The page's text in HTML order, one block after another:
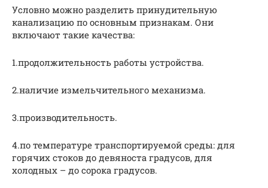
Условно можно разделить принудительную
канализацию по основным признакам. Они
включают такие качества:
1.продолжительность работы устройства.
2.наличие измельчительного механизма.
3.производительность.
4.по температуре транспортируемой среды: для
горячих стоков до девяноста градусов, для
холодных – до сорока градусов.